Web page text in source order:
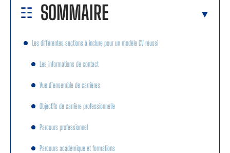
SOMMAIRE
Les différentes sections à inclure pour un modèle CV réussi
Les informations de contact
Vue d’ensemble de carrières
Objectifs de carrière professionnelle
Parcours professionnel
Parcours académique et formations